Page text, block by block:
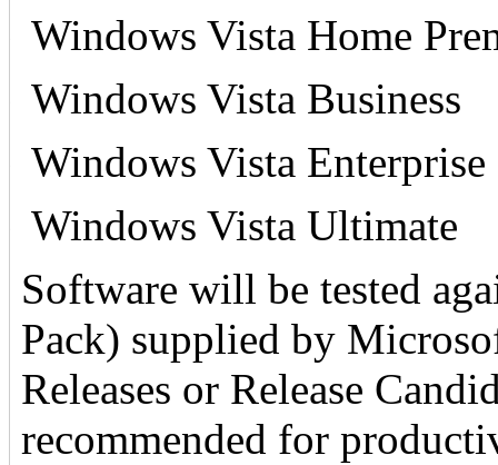
Windows Vista Home
Windows Vista Business
Windows Vista Enterprise
Windows Vista Ultimate
Software will be tested
Pack) supplied by
Releases or Release
recommended for